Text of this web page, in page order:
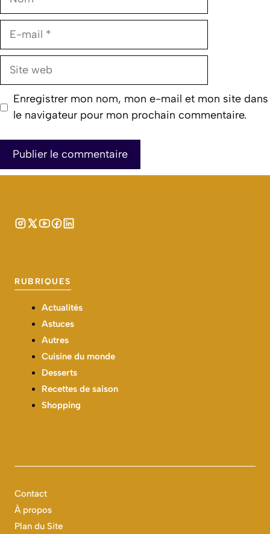
E-
Site
Enregistrer mon nom, mon e-mail et mon site dans
le navigateur pour mon prochain commentaire.
RUBRIQUES
Actualités
Astuces
Autres
Cuisine du monde
Desserts
Recettes de saison
Shopping
Contact
À propos
Plan du Site